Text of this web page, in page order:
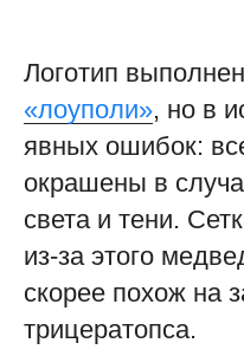
Логотип
«лоуполи», но в
явных ошибок:
окрашены в
света и тени.
из-за этого
скорее похож на
трицератопса.